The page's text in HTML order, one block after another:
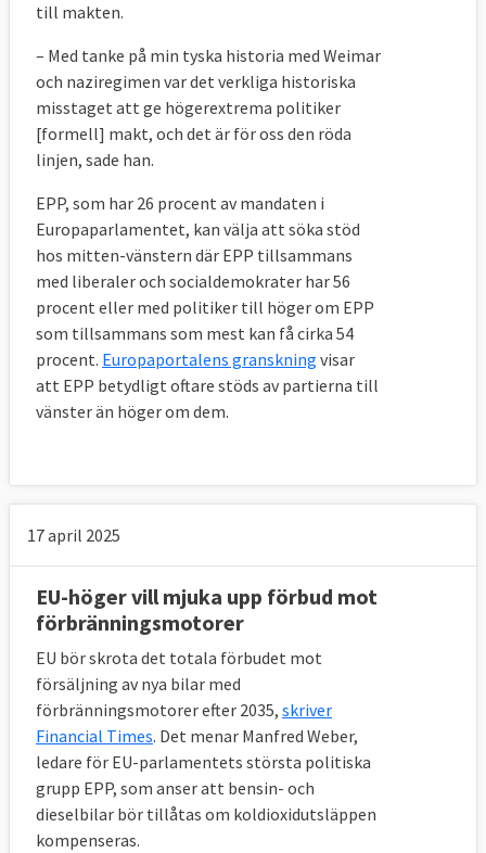
till makten.
– Med tanke på min tyska historia med Weimar
och naziregimen var det verkliga historiska
misstaget att ge högerextrema politiker
[formell] makt, och det är för oss den röda
linjen, sade han.
EPP, som har 26 procent av mandaten i
Europaparlamentet, kan välja att söka stöd
hos mitten-vänstern där EPP tillsammans
med liberaler och socialdemokrater har 56
procent eller med politiker till höger om EPP
som tillsammans som mest kan få cirka 54
procent. Europaportalens granskning visar
att EPP betydligt oftare stöds av partierna till
vänster än höger om dem.
17 april 2025
EU-höger vill mjuka upp förbud mot
förbränningsmotorer
EU bör skrota det totala förbudet mot
försäljning av nya bilar med
förbränningsmotorer efter 2035, skriver
Financial Times. Det menar Manfred Weber,
ledare för EU-parlamentets största politiska
grupp EPP, som anser att bensin- och
dieselbilar bör tillåtas om koldioxidutsläppen
kompenseras.